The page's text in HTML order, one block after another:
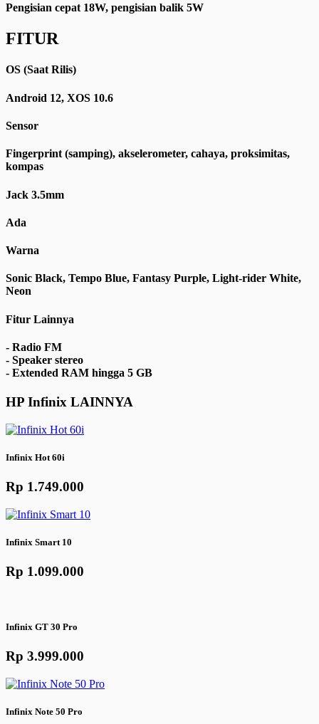
Pengisian cepat 18W, pengisian balik 5W
FITUR
OS (Saat Rilis)
Android 12, XOS 10.6
Sensor
Fingerprint (samping), akselerometer, cahaya, proksimitas,
kompas
Jack 3.5mm
Ada
Warna
Sonic Black, Tempo Blue, Fantasy Purple, Light-rider White,
Neon
Fitur Lainnya
- Radio FM
- Speaker stereo
- Extended RAM hingga 5 GB
HP Infinix LAINNYA
Infinix Hot 60i
Rp 1.749.000
Infinix Smart 10
Rp 1.099.000
Infinix GT 30 Pro
Rp 3.999.000
Infinix Note 50 Pro